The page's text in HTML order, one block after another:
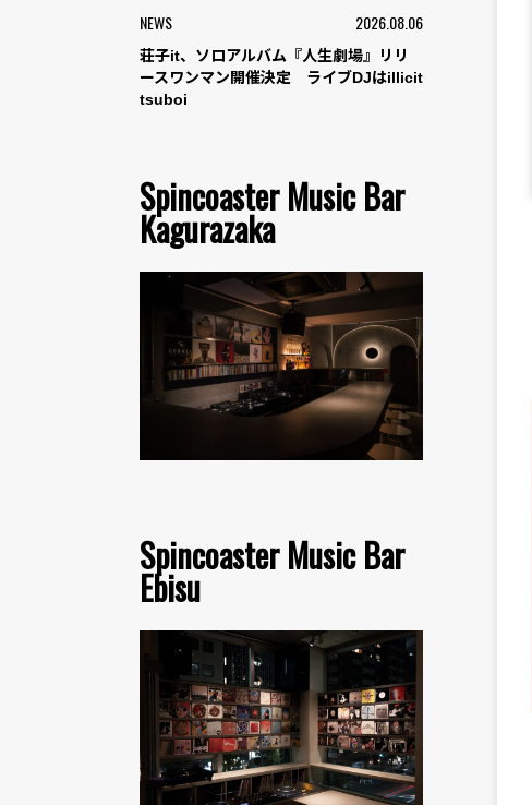
NEWS 2026.08.06
荘子it、ソロアルバム『人生劇場』リリ
ースワンマン開催決定 ライブDJはillicit
tsuboi
Spincoaster Music Bar
Kagurazaka
Spincoaster Music Bar
Ebisu